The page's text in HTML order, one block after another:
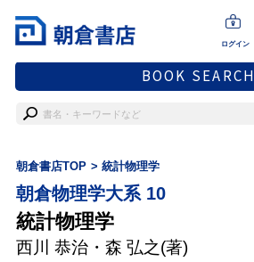
ログイン
BOOK SEARCH
朝倉書店TOP 統計物理学
朝倉物理学大系 10
統計物理学
西川 恭治・ 森 弘之(著)